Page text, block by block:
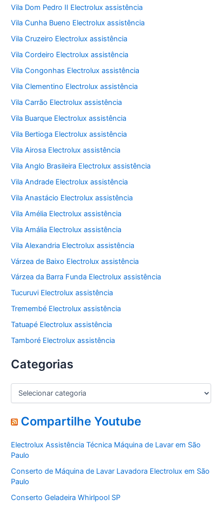
Vila Dom Pedro II Electrolux assistência
Vila Cunha Bueno Electrolux assistência
Vila Cruzeiro Electrolux assistência
Vila Cordeiro Electrolux assistência
Vila Congonhas Electrolux assistência
Vila Clementino Electrolux assistência
Vila Carrão Electrolux assistência
Vila Buarque Electrolux assistência
Vila Bertioga Electrolux assistência
Vila Airosa Electrolux assistência
Vila Anglo Brasileira Electrolux assistência
Vila Andrade Electrolux assistência
Vila Anastácio Electrolux assistência
Vila Amélia Electrolux assistência
Vila Amália Electrolux assistência
Vila Alexandria Electrolux assistência
Várzea de Baixo Electrolux assistência
Várzea da Barra Funda Electrolux assistência
Tucuruvi Electrolux assistência
Tremembé Electrolux assistência
Tatuapé Electrolux assistência
Tamboré Electrolux assistência
Categorias
C
e
g
r
i
a
s
Compartilhe Youtube
Electrolux Assistência Técnica Máquina de Lavar em São
Paulo
Conserto de Máquina de Lavar Lavadora Electrolux em São
Paulo
Conserto Geladeira Whirlpool SP